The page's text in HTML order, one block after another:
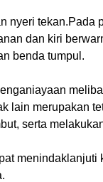
nyeri tekan.Pada
dan kiri
benda tumpul.
lain merupakan
serta
menindaklanjuti